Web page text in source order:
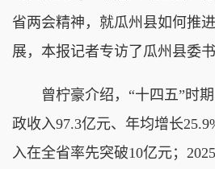
省两会精神，就瓜州县如何推
展，本报记者专访了瓜州县委书
曾柠豪介绍，“十四五”时期
政收入97.3亿元、年均增长
入在全省率先突破10亿元；